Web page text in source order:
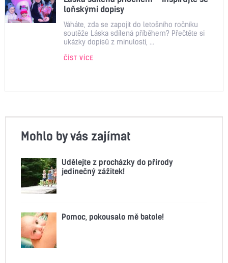
loňskými dopisy
Váháte, zda se zapojit do letošního ročníku
soutěže Láska sdílená příběhem? Přečtěte si
ukázky dopisů z minulosti, ...
ČÍST VÍCE
Mohlo by vás zajímat
Udělejte z procházky do přírody
jedinečný zážitek!
Pomoc, pokousalo mě batole!